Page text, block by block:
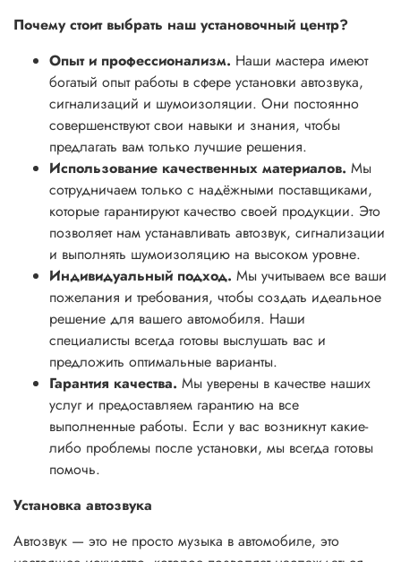
Почему стоит выбрать наш установочный центр?
Опыт и профессионализм. Наши мастера имеют
богатый опыт работы в сфере установки автозвука,
сигнализаций и шумоизоляции. Они постоянно
совершенствуют свои навыки и знания, чтобы
предлагать вам только лучшие решения.
Использование качественных материалов. Мы
сотрудничаем только с надёжными поставщиками,
которые гарантируют качество своей продукции. Это
позволяет нам устанавливать автозвук, сигнализации
и выполнять шумоизоляцию на высоком уровне.
Индивидуальный подход. Мы учитываем все ваши
пожелания и требования, чтобы создать идеальное
решение для вашего автомобиля. Наши
специалисты всегда готовы выслушать вас и
предложить оптимальные варианты.
Гарантия качества. Мы уверены в качестве наших
услуг и предоставляем гарантию на все
выполненные работы. Если у вас возникнут какие-
либо проблемы после установки, мы всегда готовы
помочь.
Установка автозвука
Автозвук — это не просто музыка в автомобиле, это